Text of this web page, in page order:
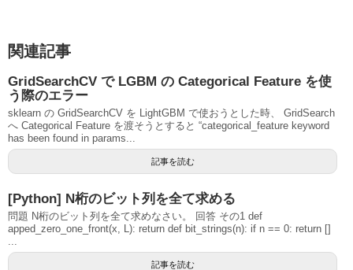
関連記事
GridSearchCV で LGBM の Categorical Feature を使
う際のエラー
sklearn の GridSearchCV を LightGBM で使おうとした時、 GridSearch
へ Categorical Feature を渡そうとすると “categorical_feature keyword
has been found in params...
記事を読む
[Python] N桁のビット列を全て求める
問題 N桁のビット列を全て求めなさい。 回答 その1 def
apped_zero_one_front(x, L): return def bit_strings(n): if n == 0: return []
記事を読む